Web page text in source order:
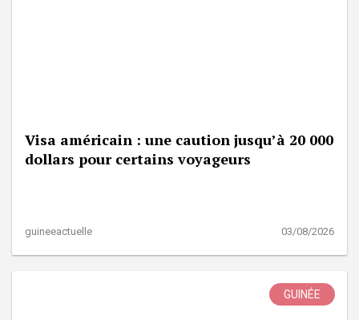
Visa américain : une caution jusqu’à 20 000
dollars pour certains voyageurs
guineeactuelle 03/08/2026
GUINÉE